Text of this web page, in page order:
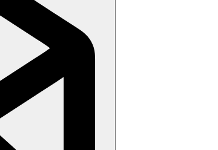
volejbal, taebo, windsurfing, kajaky, šlapadla,
hotels.com)